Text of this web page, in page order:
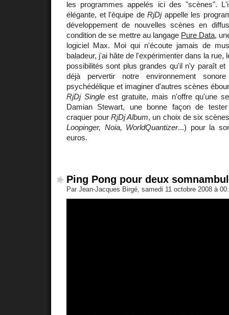
les programmes appelés ici des "scènes".
élégante, et l'équipe de RjDjappelle les
développement de nouvelles scènes en
condition de se mettre au langage Pure Data,
logiciel Max. Moi qui n'écoute jamais de
baladeur, j'ai hâte de l'expérimenter dans la rue,
possibilités sont plus grandes qu'il n'y paraît
déjà pervertir notre environnement
psychédélique et imaginer d'autres scènes
RjDj Singleest gratuite, mais n'offre qu'une
Damian Stewart, une bonne façon de
craquer pourRjDj Album, un choix de six
Loopinger, Noia, WorldQuantizer...) pour la
euros.
Ping Pong pour deux
Par Jean-Jacques Birgé, samedi 11 octobre 2008 à